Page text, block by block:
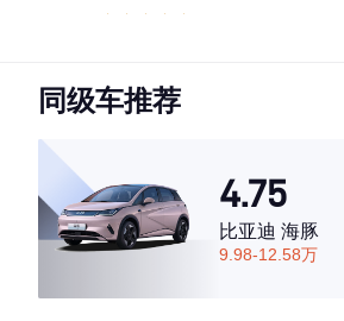
·内饰表现较为优秀，优于82%同级车
·空间表现较为优秀，优于56%同级车
同级车推荐
4.75
比亚迪 海豚
9.98-12.58万